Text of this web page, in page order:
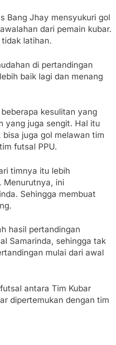
Bang Jhay mensyukuri gol
dari pemain kubar.
latihan.
di pertandingan
baik lagi dan menang
kesulitan yang
yang juga sengit. Hal itu
bisa juga gol melawan tim
futsal PPU.
timnya itu lebih
Menurutnya, ini
Sehingga membuat
hasil pertandingan
Samarinda, sehingga tak
mulai dari awal
antara Tim Kubar
dipertemukan dengan tim